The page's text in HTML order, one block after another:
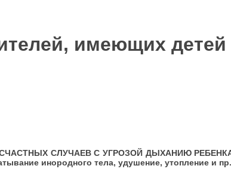
имеющих детей
СЛУЧАЕВ С УГРОЗОЙ ДЫХАНИЮ РЕБЕНКА
инородного тела, удушение, утопление и